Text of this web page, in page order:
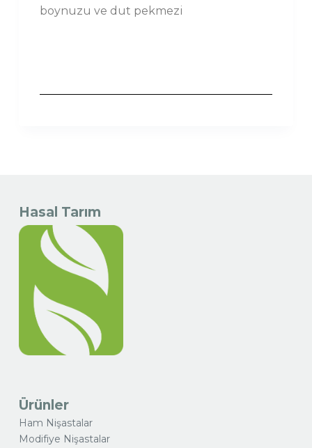
boynuzu ve dut pekmezi
Hasal Tarım
Ürünler
Ham Nişastalar
Modifiye Nişastalar